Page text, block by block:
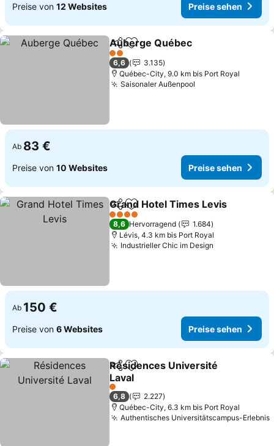
Preise von 12 Websites Preise sehen
TeilenZu Favoriten hinzufügen
Auberge Québec
2 Sterne
6,6
3.135
Québec-City, 9.0 km bis Port Royal
Saisonaler Außenpool
Ab 83 €
Preise von 10 Websites Preise sehen
TeilenZu Favoriten hinzufügen
Grand Hotel Times Levis
4 Sterne
8,6 Hervorragend
1.684
Lévis, 4.3 km bis Port Royal
Industrieller Chic im Design
Ab 150 €
Preise von 6 Websites Preise sehen
TeilenZu Favoriten hinzufügen
Résidences Université
Laval
Preise sehen
1 Sterne
6,8
2.227
Québec-City, 6.3 km bis Port Royal
Authentisches Universitätscampus-Erlebnis